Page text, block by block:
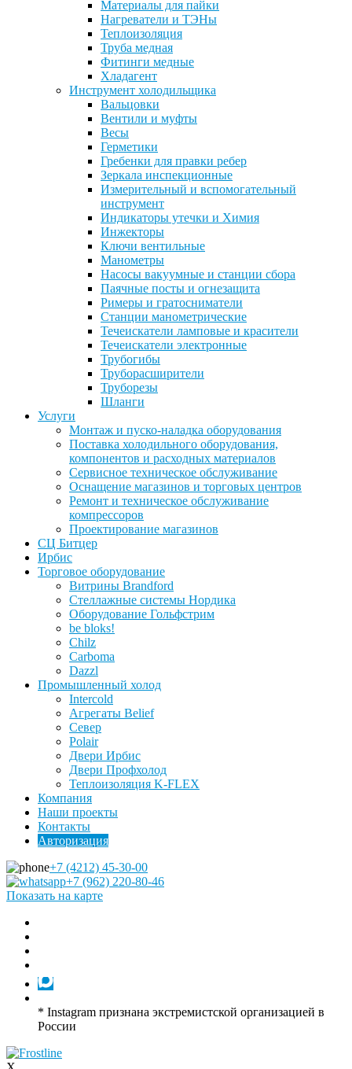
Материалы для пайки
Нагреватели и ТЭНы
Теплоизоляция
Труба медная
Фитинги медные
Хладагент
Инструмент холодильщика
Вальцовки
Вентили и муфты
Весы
Герметики
Гребенки для правки ребер
Зеркала инспекционные
Измерительный и вспомогательный
инструмент
Индикаторы утечки и Химия
Инжекторы
Ключи вентильные
Манометры
Насосы вакуумные и станции сбора
Паячные посты и огнезащита
Римеры и гратосниматели
Станции манометрические
Течеискатели ламповые и красители
Течеискатели электронные
Трубогибы
Труборасширители
Труборезы
Шланги
Услуги
Монтаж и пуско-наладка оборудования
Поставка холодильного оборудования,
компонентов и расходных материалов
Сервисное техническое обслуживание
Оснащение магазинов и торговых центров
Ремонт и техническое обслуживание
компрессоров
Проектирование магазинов
СЦ Битцер
Ирбис
Торговое оборудование
Витрины Brandford
Стеллажные системы Нордика
Оборудование Гольфстрим
be bloks!
Chilz
Carboma
Dazzl
Промышленный холод
Intercold
Агрегаты Belief
Север
Polair
Двери Ирбис
Двери Профхолод
Теплоизоляция K-FLEX
Компания
Наши проекты
Контакты
Авторизация
+7 (4212) 45-30-00
+7 (962) 220-80-46
Показать на карте
* Instagram признана экстремистской организацией в
России